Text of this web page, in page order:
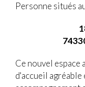
Personne situés
Ce nouvel espace
d'accueil